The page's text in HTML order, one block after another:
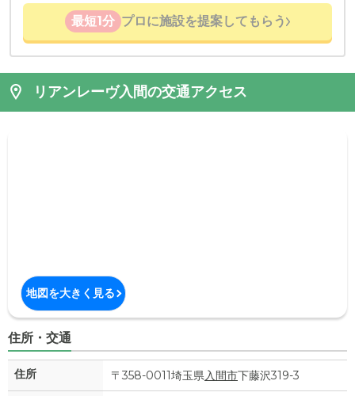
最短1分 プロに施設を提案してもらう
リアンレーヴ入間の交通アクセス
地図を大きく見る
住所・交通
住所 〒358-0011埼玉県 入間市下藤沢319-3